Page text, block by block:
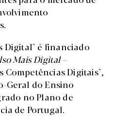
Digital" é financiado
Mais Digital–
Competências Digitais",
Geral do Ensino
no Plano de
de Portugal.